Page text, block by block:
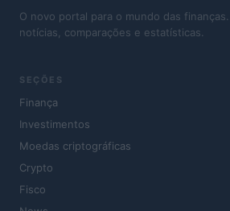
O novo portal para o mundo das finanças.
notícias, comparações e estatísticas.
SEÇÕES
Finança
Investimentos
Moedas criptográficas
Crypto
Fisco